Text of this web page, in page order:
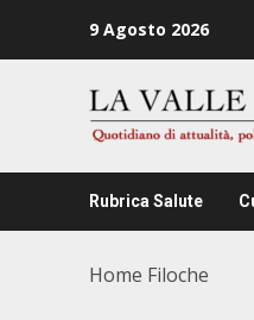
9 Agosto 2026
Rubrica Salute
Home Filoche